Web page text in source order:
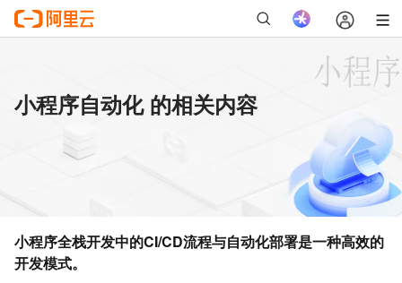
小程序自动化 的相关内容
小程序全栈开发中的CI/CD流程与自动化部署是一种高效的
开发模式。